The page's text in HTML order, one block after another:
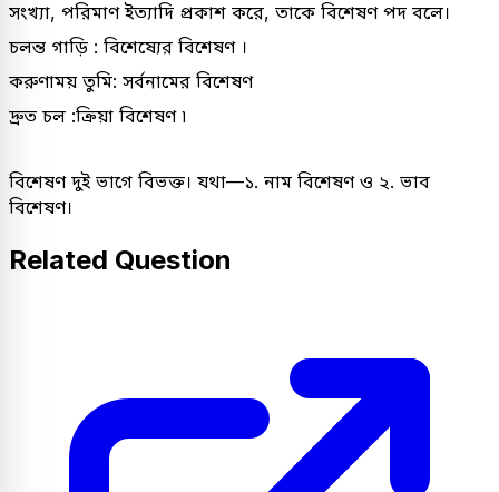
সংখ্যা, পরিমাণ ইত্যাদি প্রকাশ করে, তাকে বিশেষণ পদ বলে।
চলন্ত গাড়ি : বিশেষ্যের বিশেষণ ।
করুণাময় তুমি: সর্বনামের বিশেষণ
দ্রুত চল :ক্রিয়া বিশেষণ ৷
বিশেষণ দুই ভাগে বিভক্ত। যথা—১. নাম বিশেষণ ও ২. ভাব
বিশেষণ।
Related Question